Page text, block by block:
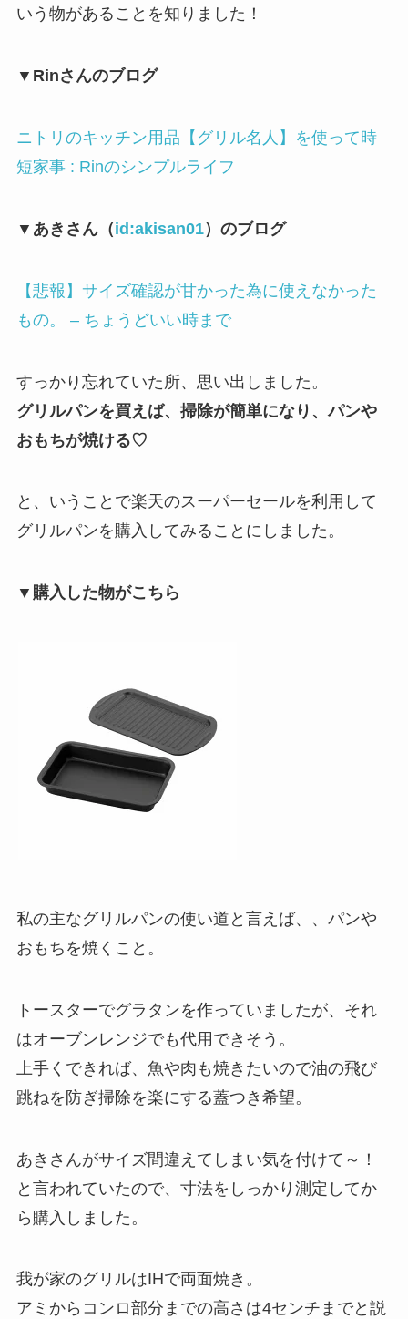
いう物があることを知りました！
▼Rinさんのブログ
ニトリのキッチン用品【グリル名人】を使って時
短家事 : Rinのシンプルライフ
▼あきさん（id:akisan01）のブログ
【悲報】サイズ確認が甘かった為に使えなかった
もの。 – ちょうどいい時まで
すっかり忘れていた所、思い出しました。
グリルパンを買えば、掃除が簡単になり、パンや
おもちが焼ける♡
と、いうことで楽天のスーパーセールを利用して
グリルパンを購入してみることにしました。
▼購入した物がこちら
私の主なグリルパンの使い道と言えば、、パンや
おもちを焼くこと。
トースターでグラタンを作っていましたが、それ
はオーブンレンジでも代用できそう。
上手くできれば、魚や肉も焼きたいので油の飛び
跳ねを防ぎ掃除を楽にする蓋つき希望。
あきさんがサイズ間違えてしまい気を付けて～！
と言われていたので、寸法をしっかり測定してか
ら購入しました。
我が家のグリルはIHで両面焼き。
アミからコンロ部分までの高さは4センチまでと説